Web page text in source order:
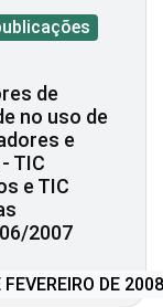
de
no uso de
e
TIC
e TIC
2007
FEVEREIRO DE